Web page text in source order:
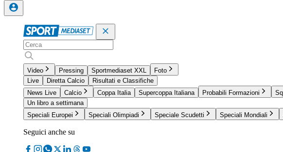
Video Pressing Sportmediaset XXL
Foto
Live
Diretta Calcio
Risultati e Classifiche
News Live
Calcio Coppa Italia Supercoppa Italiana Probabili Formazioni
Un libro a settimana
Speciali Europei
Speciali Olimpiadi Speciale Scudetti Speciali Mondiali
Seguici anche su